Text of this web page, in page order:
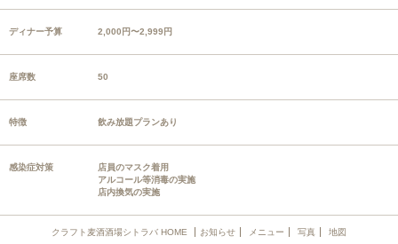
ディナー予算 2,000円〜2,999円
座席数 50
特徴 飲み放題プランあり
感染症対策
店員のマスク着用
アルコール等消毒の実施
店内換気の実施
クラフト麦酒酒場シトラバ HOME お知らせ メニュー 写真 地図